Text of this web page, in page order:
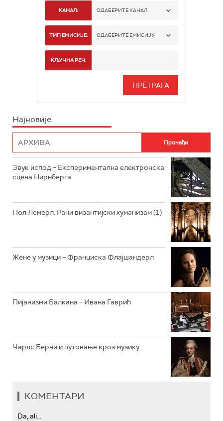
КАНАЛ: ОДАБЕРИТЕ КАНАЛ
РАДИО БЕОГРАД 1
РАДИО БЕОГРАД 3
РАДИО РОКЕНРОЛЕР
РАДИО ЏЕЗЕР
ТИП ЕМИСИЈЕ: ОДАБЕРИТЕ ЕМИСИЈУ
ИНФО
КЉУЧНА РЕЧ:
Најновије
Звук испод – Експериментална електронска
сцена Нирнберга
Пол Лемерл: Рани византијски хуманизам (1)
Жене у музици – Франциска Флајшандерл
Пијанизми Балкана – Ивана Гаврић
Чарлс Берни и путовање кроз музику
КОМЕНТАРИ
Da, ali...